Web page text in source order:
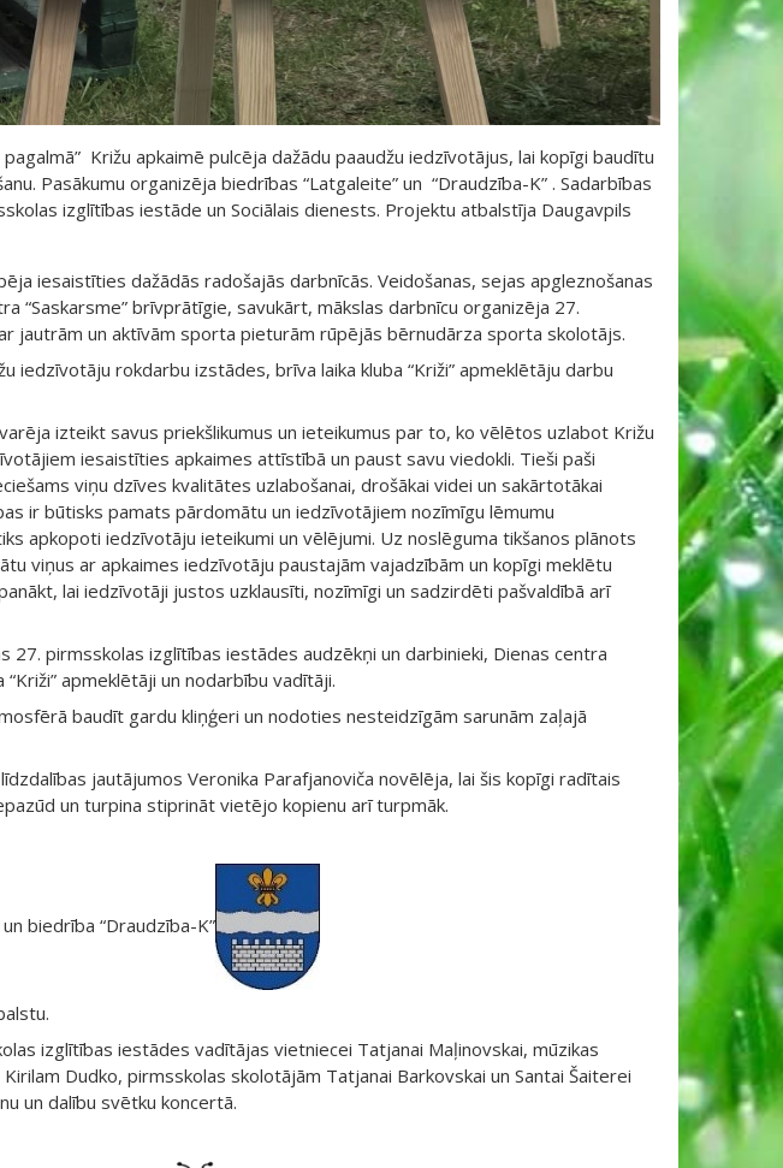
Križu apkaimē pulcēja dažādu paaudžu iedzīvotājus, lai kopīgi baudītu
Pasākumu organizēja biedrības “Latgaleite” un “Draudzība-K” . Sadarbības
izglītības iestāde un Sociālais dienests. Projektu atbalstīja Daugavpils
iesaistīties dažādās radošajās darbnīcās. Veidošanas, sejas apgleznošanas
“Saskarsme” brīvprātīgie, savukārt, mākslas darbnīcu organizēja 27.
jautrām un aktīvām sporta pieturām rūpējās bērnudārza sporta skolotājs.
iedzīvotāju rokdarbu izstādes, brīva laika kluba “Križi” apmeklētāju darbu
izteikt savus priekšlikumus un ieteikumus par to, ko vēlētos uzlabot Križu
iesaistīties apkaimes attīstībā un paust savu viedokli. Tieši paši
viņu dzīves kvalitātes uzlabošanai, drošākai videi un sakārtotākai
ir būtisks pamats pārdomātu un iedzīvotājiem nozīmīgu lēmumu
apkopoti iedzīvotāju ieteikumi un vēlējumi. Uz noslēguma tikšanos plānots
viņus ar apkaimes iedzīvotāju paustajām vajadzībām un kopīgi meklētu
lai iedzīvotāji justos uzklausīti, nozīmīgi un sadzirdēti pašvaldībā arī
27. pirmsskolas izglītības iestādes audzēkņi un darbinieki, Dienas centra
apmeklētāji un nodarbību vadītāji.
baudīt gardu kliņģeri un nodoties nesteidzīgām sarunām zaļajā
jautājumos Veronika Parafjanoviča novēlēja, lai šis kopīgi radītais
un turpina stiprināt vietējo kopienu arī turpmāk.
biedrība “Draudzība-K”
izglītības iestādes vadītājas vietniecei Tatjanai Maļinovskai, mūzikas
Dudko, pirmsskolas skolotājām Tatjanai Barkovskai un Santai Šaiterei
un dalību svētku koncertā.